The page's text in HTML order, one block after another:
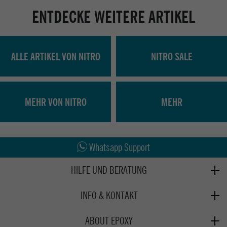
ENTDECKE WEITERE ARTIKEL
ALLE ARTIKEL VON NITRO NITRO SALE
MEHR VON NITRO MEHR
Whatsapp Support
HILFE UND BERATUNG
Retoure
INFO & KONTAKT
ABOUT EPOXY